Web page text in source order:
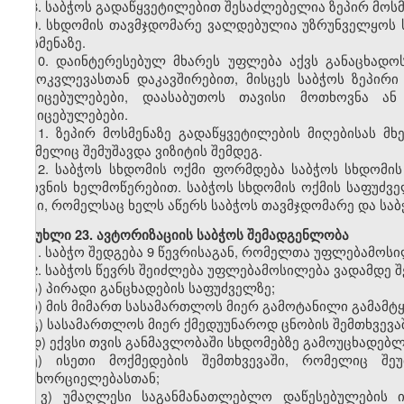
8. საბჭოს გადაწყვეტილებით შესაძლებელია ზეპირ
9. სხდომის თავმჯდომარე ვალდებულია უზრუნველყოს
მოსმენაზე.
10. დაინტერესებულ მხარეს უფლება აქვს
გამოკვლევასთან დაკავშირებით, მისცეს საბჭოს
მტკიცებულებები, დაასაბუთოს თავისი მოთხოვნა
მტკიცებულებები.
11. ზეპირ მოსმენაზე გადაწყვეტილების მიღებისას
რომელიც შემუშავდა ვიზიტის შემდეგ.
12. საბჭოს სხდომის ოქმი ფორმდება საბჭოს
მდივნის ხელმოწერებით. საბჭოს სხდომის ოქმის
აქტი, რომელსაც ხელს აწერს საბჭოს თავმჯდომარე და
მუხლი23. ავტორიზაციის საბჭოს შემადგენლობა
1. საბჭო შედგება 9 წევრისაგან, რომელთა
2. საბჭოს წევრს შეიძლება უფლებამოსილება ვადამდე
ა) პირადი განცხადების საფუძველზე;
ბ) მის მიმართ სასამართლოს მიერ გამოტანილი
გ) სასამართლოს მიერ ქმედუუნაროდ ცნობის
დ) ექვსი თვის განმავლობაში სხდომებზე
ე) ისეთი მოქმედების შემთხვევაში, რომელიც
განხორციელებასთან;
ვ) უმაღლესი საგანმანათლებლო დაწესებულების